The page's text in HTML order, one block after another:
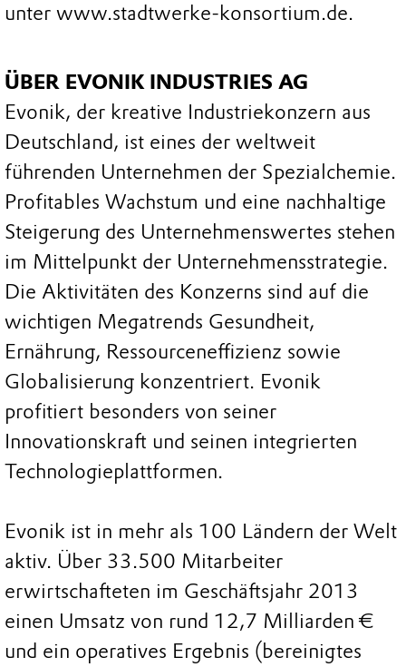
unter www.stadtwerke-konsortium.de.
ÜBER EVONIK INDUSTRIES AG
Evonik, der kreative Industriekonzern aus
Deutschland, ist eines der weltweit
führenden Unternehmen der Spezialchemie.
Profitables Wachstum und eine nachhaltige
Steigerung des Unternehmenswertes stehen
im Mittelpunkt der Unternehmensstrategie.
Die Aktivitäten des Konzerns sind auf die
wichtigen Megatrends Gesundheit,
Ernährung, Ressourceneffizienz sowie
Globalisierung konzentriert. Evonik
profitiert besonders von seiner
Innovationskraft und seinen integrierten
Technologieplattformen.
Evonik ist in mehr als 100 Ländern der Welt
aktiv. Über 33.500 Mitarbeiter
erwirtschafteten im Geschäftsjahr 2013
einen Umsatz von rund 12,7 Milliarden €
und ein operatives Ergebnis (bereinigtes